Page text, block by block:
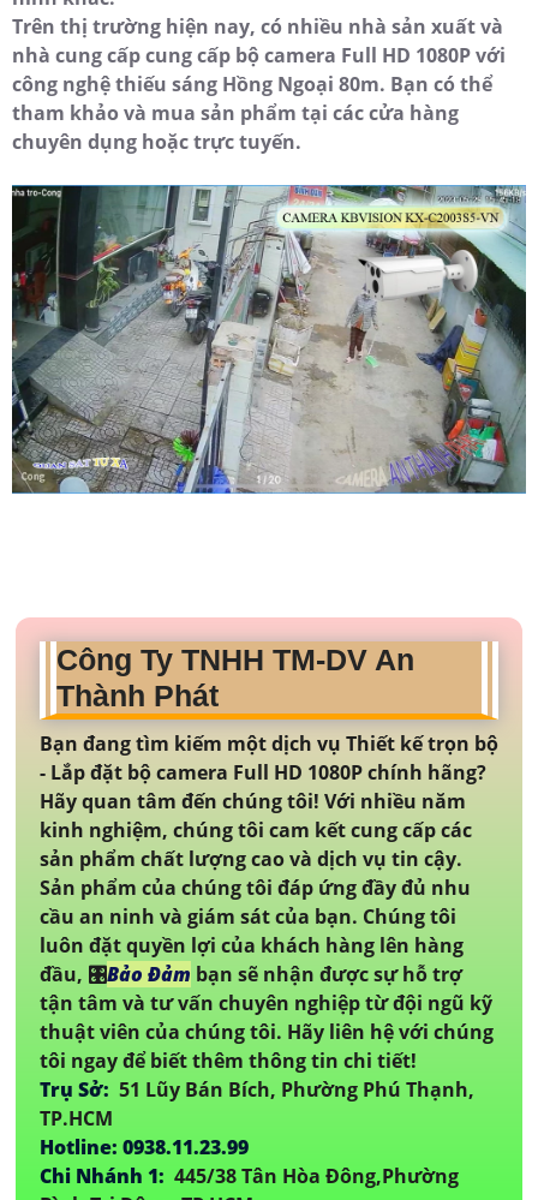
Trên thị trường hiện nay, có nhiều nhà sản xuất và
nhà cung cấp cung cấp bộ camera Full HD 1080P với
công nghệ thiếu sáng Hồng Ngoại 80m. Bạn có thể
tham khảo và mua sản phẩm tại các cửa hàng
chuyên dụng hoặc trực tuyến.
Công Ty TNHH TM-DV An
Thành Phát
Bạn đang tìm kiếm một dịch vụ Thiết kế trọn bộ
- Lắp đặt bộ camera Full HD 1080P chính hãng?
Hãy quan tâm đến chúng tôi! Với nhiều năm
kinh nghiệm, chúng tôi cam kết cung cấp các
sản phẩm chất lượng cao và dịch vụ tin cậy.
Sản phẩm của chúng tôi đáp ứng đầy đủ nhu
cầu an ninh và giám sát của bạn. Chúng tôi
luôn đặt quyền lợi của khách hàng lên hàng
đầu, 🎛Bảo Đảm bạn sẽ nhận được sự hỗ trợ
tận tâm và tư vấn chuyên nghiệp từ đội ngũ kỹ
thuật viên của chúng tôi. Hãy liên hệ với chúng
tôi ngay để biết thêm thông tin chi tiết!
Trụ Sở: 51 Lũy Bán Bích, Phường Phú Thạnh,
TP.HCM
Hotline: 0938.11.23.99
Chi Nhánh 1: 445/38 Tân Hòa Đông,Phường